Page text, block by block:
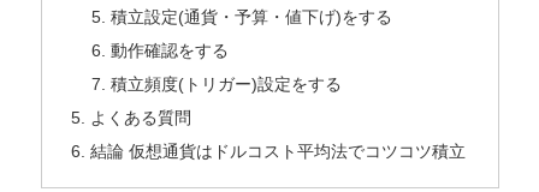
積立設定(通貨・予算・値下げ)をする
動作確認をする
積立頻度(トリガー)設定をする
よくある質問
結論 仮想通貨はドルコスト平均法でコツコツ積立